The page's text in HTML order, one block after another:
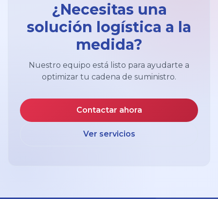
¿Necesitas una
solución logística a la
medida?
Nuestro equipo está listo para ayudarte a
optimizar tu cadena de suministro.
Contactar ahora
Ver servicios